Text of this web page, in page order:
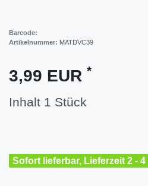
Barcode:
Artikelnummer: MATDVC39
3,99 EUR *
Inhalt 1 Stück
Sofort lieferbar, Lieferzeit 2 - 4